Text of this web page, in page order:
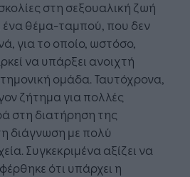
στη σεξουαλική ζωή
ένα θέμα-ταμπού, που δεν
για το οποίο, ωστόσο,
να υπάρξει ανοιχτή
ομάδα. Ταυτόχρονα,
ζήτημα για πολλές
στη διατήρηση της
διάγνωση με πολύ
Συγκεκριμένα αξίζει να
ότι υπάρχει η